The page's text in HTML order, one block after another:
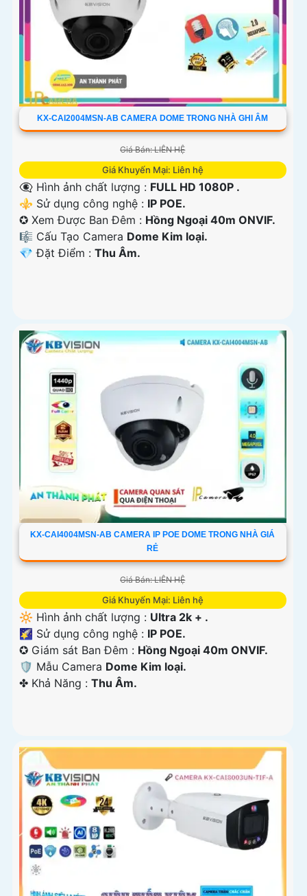
KX-CAI2004MSN-AB CAMERA DOME TRONG NHÀ GHI ÂM
Giá Bán: LIÊN HỆ
Giá Khuyến Mại: Liên hệ
👁️‍🗨 Hình ảnh chất lượng : FULL HD 1080P .
⚜️ Sử dụng công nghệ : IP POE.
✪ Xem Được Ban Đêm : Hồng Ngoại 40m ONVIF.
🎼️ Cấu Tạo Camera Dome Kim loại.
️💎 Đặt Điểm : Thu Âm.
KX-CAI4004MSN-AB CAMERA IP POE DOME TRONG NHÀ GIÁ
RẺ
Giá Bán: LIÊN HỆ
Giá Khuyến Mại: Liên hệ
🔆 Hình ảnh chất lượng : Ultra 2k + .
🌠 Sử dụng công nghệ : IP POE.
✪ Giám sát Ban Đêm : Hồng Ngoại 40m ONVIF.
🛡 Mẫu Camera Dome Kim loại.
️✤ Khả Năng : Thu Âm.